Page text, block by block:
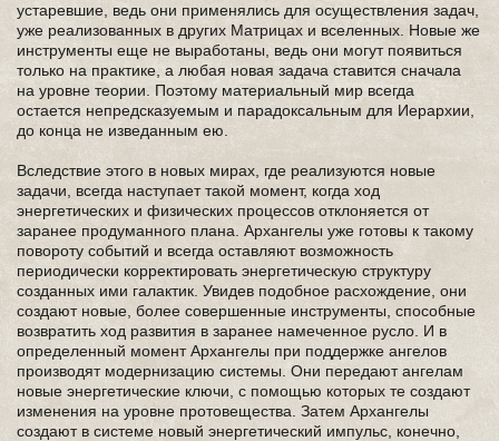
устаревшие, ведь они применялись для осуществления задач,
уже реализованных в других Матрицах и вселенных. Новые же
инструменты еще не выработаны, ведь они могут появиться
только на практике, а любая новая задача ставится сначала
на уровне теории. Поэтому материальный мир всегда
остается непредсказуемым и парадоксальным для Иерархии,
до конца не изведанным ею.
Вследствие этого в новых мирах, где реализуются новые
задачи, всегда наступает такой момент, когда ход
энергетических и физических процессов отклоняется от
заранее продуманного плана. Архангелы уже готовы к такому
повороту событий и всегда оставляют возможность
периодически корректировать энергетическую структуру
созданных ими галактик. Увидев подобное расхождение, они
создают новые, более совершенные инструменты, способные
возвратить ход развития в заранее намеченное русло. И в
определенный момент Архангелы при поддержке ангелов
производят модернизацию системы. Они передают ангелам
новые энергетические ключи, с помощью которых те создают
изменения на уровне протовещества. Затем Архангелы
создают в системе новый энергетический импульс, конечно,